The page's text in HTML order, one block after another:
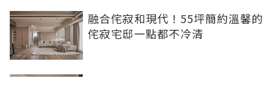
融合侘寂和現代！55坪簡約溫馨的
侘寂宅邸一點都不冷清